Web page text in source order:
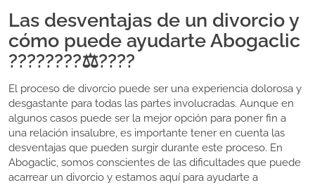
Las desventajas de un divorcio y
cómo puede ayudarte Abogaclic
????????‍⚖️????
El proceso de divorcio puede ser una experiencia dolorosa y
desgastante para todas las partes involucradas. Aunque en
algunos casos puede ser la mejor opción para poner fin a
una relación insalubre, es importante tener en cuenta las
desventajas que pueden surgir durante este proceso. En
Abogaclic, somos conscientes de las dificultades que puede
acarrear un divorcio y estamos aquí para ayudarte a